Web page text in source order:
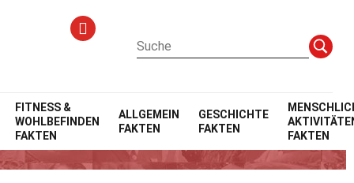
FITNESS &
WOHLBEFINDEN
FAKTEN
ALLGEMEIN
FAKTEN
GESCHICHTE
FAKTEN
FAKTEN